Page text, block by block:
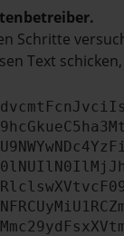
Schritte
Text